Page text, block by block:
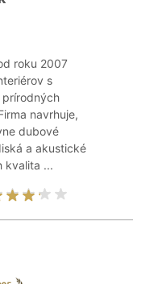
roku 2007
s
prírodných
navrhuje,
dubové
a akustické
kvalita ...